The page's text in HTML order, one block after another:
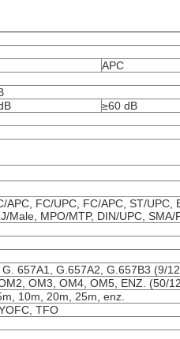
APC
≥60 dB
APC, FC/UPC, FC/APC, ST/UPC,
Male, MPO/MTP, DIN/UPC, SMA/
657A1, G.657A2, G.657B3 (9/
OM3, OM4, OM5, ENZ. (50/
10m, 20m, 25m, enz.
TFO